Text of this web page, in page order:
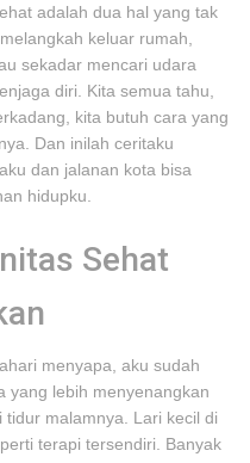
adalah dua hal yang tak
keluar rumah,
sekadar mencari udara
diri. Kita semua tahu,
kita butuh cara yang
Dan inilah ceritaku
dan jalanan kota bisa
hidupku.
Sehat
menyapa, aku sudah
yang lebih menyenangkan
malamnya. Lari kecil di
terapi tersendiri. Banyak